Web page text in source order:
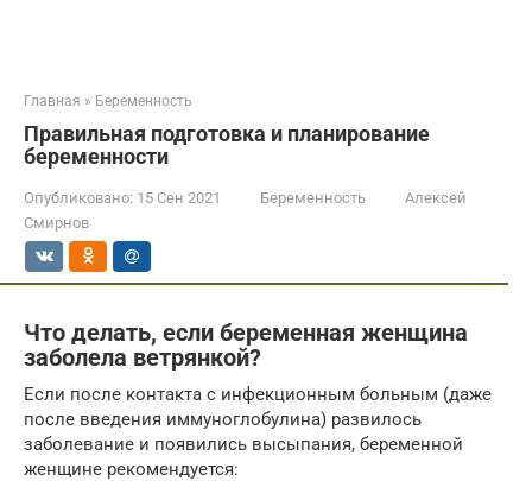
Главная » Беременность
Правильная подготовка и планирование
беременности
Опубликовано: 15 Сен 2021 Беременность
Алексей
Смирнов
Что делать, если беременная женщина
заболела ветрянкой?
Если после контакта с инфекционным больным (даже
после введения иммуноглобулина) развилось
заболевание и появились высыпания, беременной
женщине рекомендуется: